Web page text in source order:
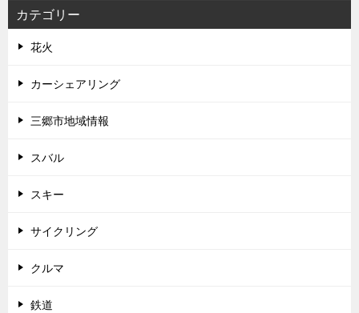
カテゴリー
花火
カーシェアリング
三郷市地域情報
スバル
スキー
サイクリング
クルマ
鉄道